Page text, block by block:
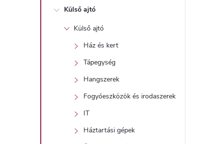
Külső ajtó
Külső ajtó
Ház és kert
Tápegység
Hangszerek
Fogyóeszközök és irodaszerek
IT
Háztartási gépek